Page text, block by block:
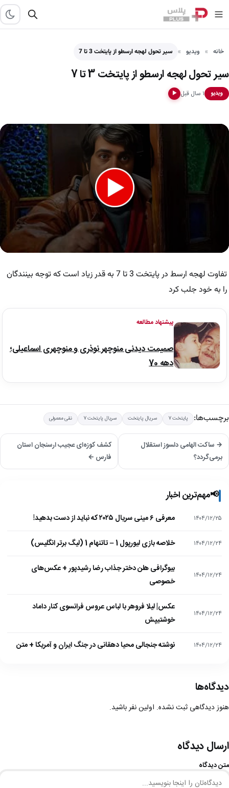
خانه ویدیو سیر تحول لهجه ارسطو از پایتخت 3 تا 7
سیر تحول لهجه ارسطو از پایتخت 3 تا 7
ویدیو ۱ سال قبل ▶
of
27تفاوت لهجه ارسط در پایتخت 3 تا 7 به قدر زیاد است که توجه بینندگان
را به خود جلب کرد
پیشنهاد مطالعه
صمیمت دیدنی منوچهر نوذری و منوچهری اسماعیلی؛
دهه 70
برچسب‌ها: پایتخت 7 سریال پایتخت سریال پایتخت 7 نقی معمولی
→ ساکت الهامی دلسوز استقلال
برمی‌گردد؟
کشف کوزه‌ای عجیب ارسنجان استان
فارس ←
📢مهم‌ترین اخبار
۱۴۰۴/۱۲/۲۵ معرفی ۶ مینی سریال ۲۰۲۵ که نباید از دست بدهید!
۱۴۰۴/۱۲/۲۴ خلاصه بازی لیورپول 1 – تاتنهام 1 (لیگ برتر انگلیس)
۱۴۰۴/۱۲/۲۴
بیوگرافی هلن دختر جذاب رضا رشیدپور + عکس‌های
خصوصی
۱۴۰۴/۱۲/۲۴
عکس| لیلا فروهر با لباس عروس فرانسوی کنار داماد
خوشتیپش
۱۴۰۴/۱۲/۲۴ نوشته جنجالی محیا دهقانی در جنگ ایران و آمریکا + متن
دیدگاه‌ها
هنوز دیدگاهی ثبت نشده. اولین نفر باشید.
ارسال دیدگاه
متن دیدگاه